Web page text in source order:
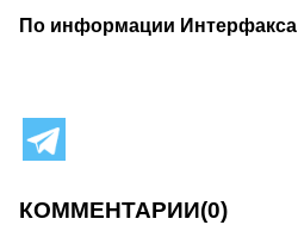
По информации Интерфакса
КОММЕНТАРИИ(0)